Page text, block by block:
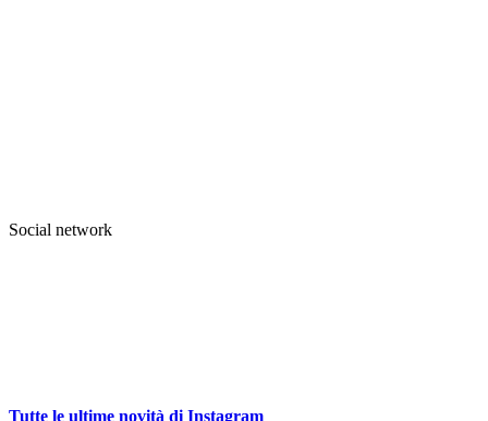
Social network
Tutte le ultime novità di Instagram